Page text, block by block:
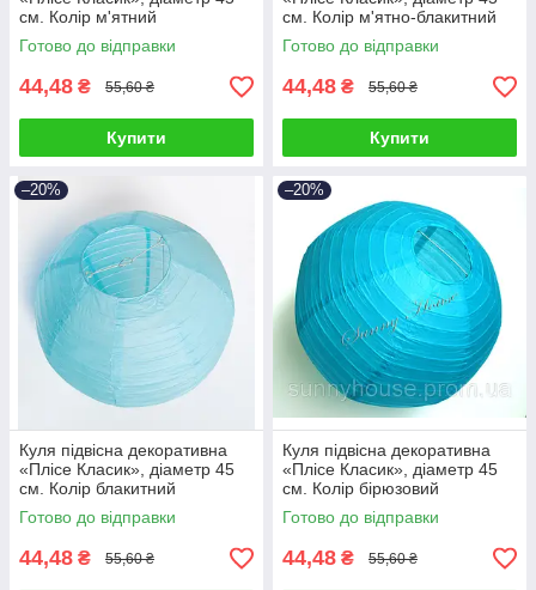
см. Колір м'ятний
Готово до відправки
44,48 ₴ 55,60 ₴
Купити
см. Колір м'ятно-блакитний
Готово до відправки
44,48 ₴ 55,60 ₴
Купити
–20%
Куля підвісна декоративна
«Плісе Класик», діаметр 45
см. Колір блакитний
Готово до відправки
44,48 ₴ 55,60 ₴
–20%
Куля підвісна декоративна
«Плісе Класик», діаметр 45
см. Колір бірюзовий
Готово до відправки
44,48 ₴ 55,60 ₴